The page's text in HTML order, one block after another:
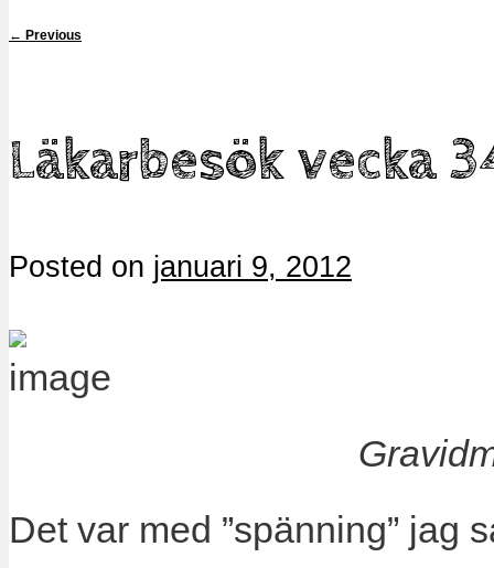
← Previous
Läkarbesök vecka
Posted on januari 9, 2012
Det var med ”spänning” jag